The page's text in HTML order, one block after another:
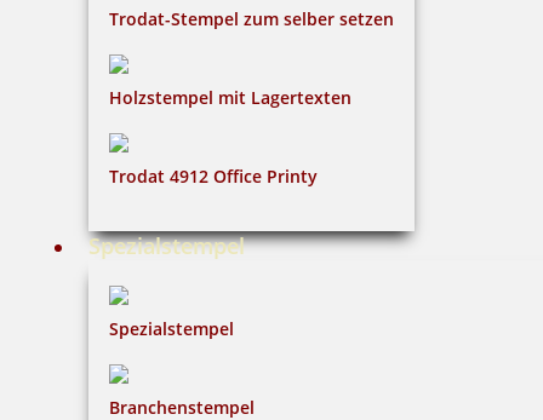
Trodat-Stempel zum selber setzen
Holzstempel mit Lagertexten
Trodat 4912 Office Printy
Spezialstempel
Spezialstempel
Branchenstempel
Braille Orientierungsschild WC Damen mit Piktogramm